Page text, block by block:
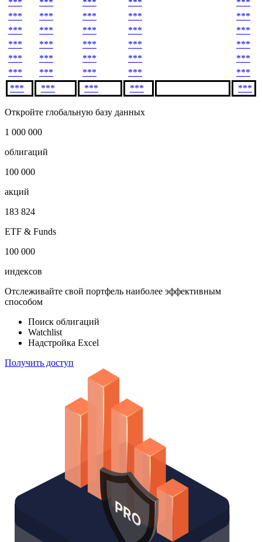
***
*** *** ***
***
***
*** *** ***
***
***
*** *** ***
***
***
*** *** ***
***
***
*** *** ***
***
***
*** *** *** ***
Откройте глобальную базу данных
1 000 000
облигаций
100 000
акций
183 824
ETF & Funds
100 000
индексов
Отслеживайте свой портфель наиболее эффективным
способом
Поиск облигаций
Watchlist
Надстройка Excel
Получить доступ